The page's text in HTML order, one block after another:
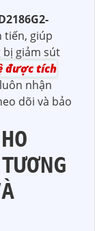
tiến, giúp
giảm sút
được tích
nhận
dõi và bảo